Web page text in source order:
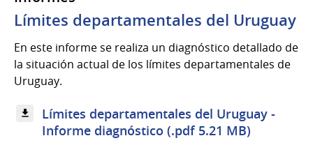
Límites departamentales del Uruguay
En este informe se realiza un diagnóstico detallado de
la situación actual de los límites departamentales de
Uruguay.
Límites departamentales del Uruguay -
Informe diagnóstico (.pdf 5.21 MB)